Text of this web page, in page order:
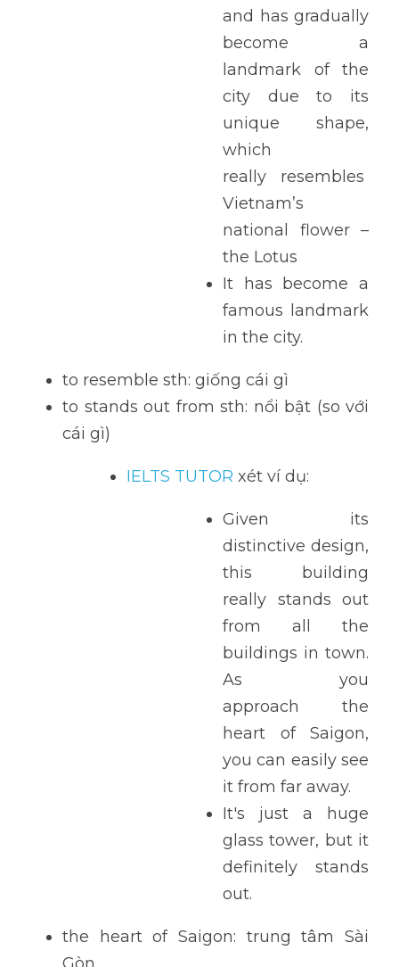
and has gradually
become a
landmark of the
city due to its
unique shape,
which
really resembles
Vietnam’s
national flower –
the Lotus
It has become a
famous landmark
in the city.
to resemble sth: giống cái gì
to stands out from sth: nổi bật (so với
cái gì)
IELTS TUTOR xét ví dụ:
Given its
distinctive design,
this building
really stands out
from all the
buildings in town.
As you
approach the
heart of Saigon,
you can easily see
it from far away.
It's just a huge
glass tower, but it
definitely stands
out.
the heart of Saigon: trung tâm Sài